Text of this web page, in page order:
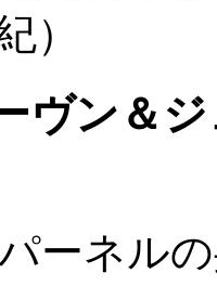
）
ヴン＆
ーネル